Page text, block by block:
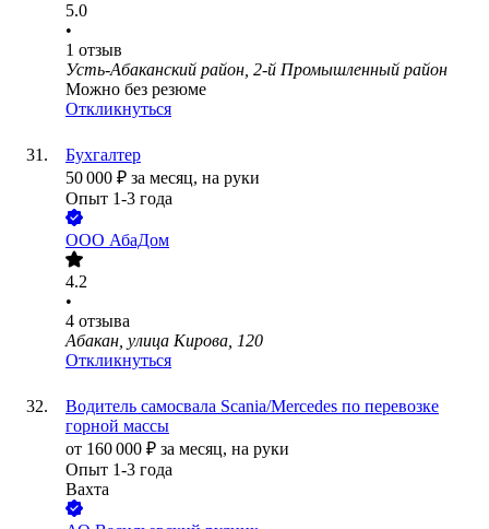
5.0
•
1 отзыв
Усть-Абаканский район, 2-й Промышленный район
Можно без резюме
Откликнуться
Бухгалтер
50 000 ₽ за месяц, на руки
Опыт 1-3 года
ООО АбаДом
4.2
•
4 отзыва
Абакан, улица Кирова, 120
Откликнуться
Водитель самосвала Scania/Mercedes по перевозке
горной массы
от 160 000 ₽ за месяц, на руки
Опыт 1-3 года
Вахта